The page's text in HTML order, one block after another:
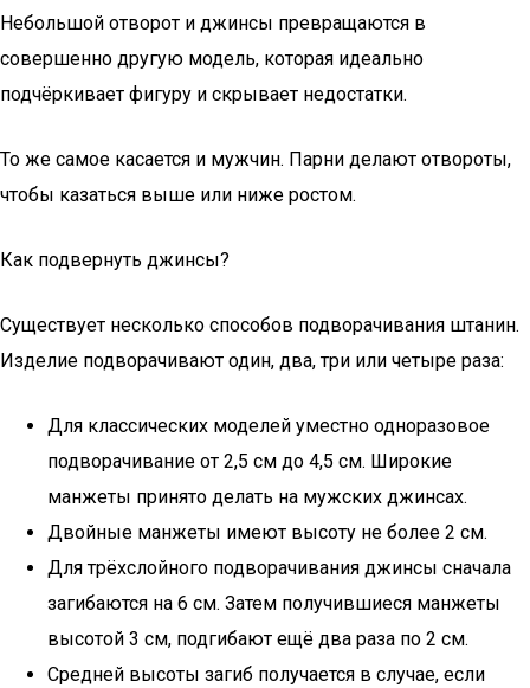
Небольшой отворот и джинсы превращаются в
совершенно другую модель, которая идеально
подчёркивает фигуру и скрывает недостатки.
То же самое касается и мужчин. Парни делают отвороты,
чтобы казаться выше или ниже ростом.
Как подвернуть джинсы?
Существует несколько способов подворачивания штанин.
Изделие подворачивают один, два, три или четыре раза:
Для классических моделей уместно одноразовое
подворачивание от 2,5 см до 4,5 см. Широкие
манжеты принято делать на мужских джинсах.
Двойные манжеты имеют высоту не более 2 см.
Для трёхслойного подворачивания джинсы сначала
загибаются на 6 см. Затем получившиеся манжеты
высотой 3 см, подгибают ещё два раза по 2 см.
Средней высоты загиб получается в случае, если